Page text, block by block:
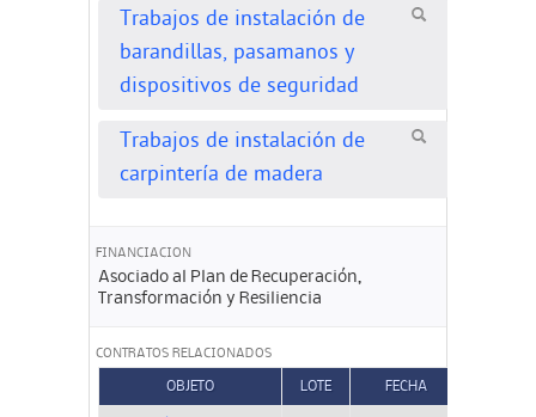
Trabajos de instalación de
barandillas, pasamanos y
dispositivos de seguridad
Trabajos de instalación de
carpintería de madera
FINANCIACION
Asociado al Plan de Recuperación,
Transformación y Resiliencia
CONTRATOS RELACIONADOS
OBJETO LOTE FECHA